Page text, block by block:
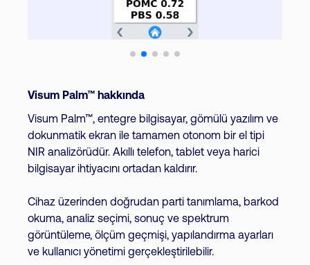
Visum Palm™ hakkında
Visum Palm™, entegre bilgisayar, gömülü yazılım ve
dokunmatik ekran ile tamamen otonom bir el tipi
NIR analizörüdür. Akıllı telefon, tablet veya harici
bilgisayar ihtiyacını ortadan kaldırır.
Cihaz üzerinden doğrudan parti tanımlama, barkod
okuma, analiz seçimi, sonuç ve spektrum
görüntüleme, ölçüm geçmişi, yapılandırma ayarları
ve kullanıcı yönetimi gerçekleştirilebilir.